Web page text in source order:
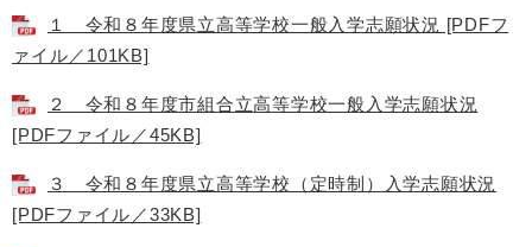
１ 令和８年度県立高等学校一般入学志願状況 [PDFフ
ァイル／101KB]
２ 令和８年度市組合立高等学校一般入学志願状況
[PDFファイル／45KB]
３ 令和８年度県立高等学校（定時制）入学志願状況
[PDFファイル／33KB]